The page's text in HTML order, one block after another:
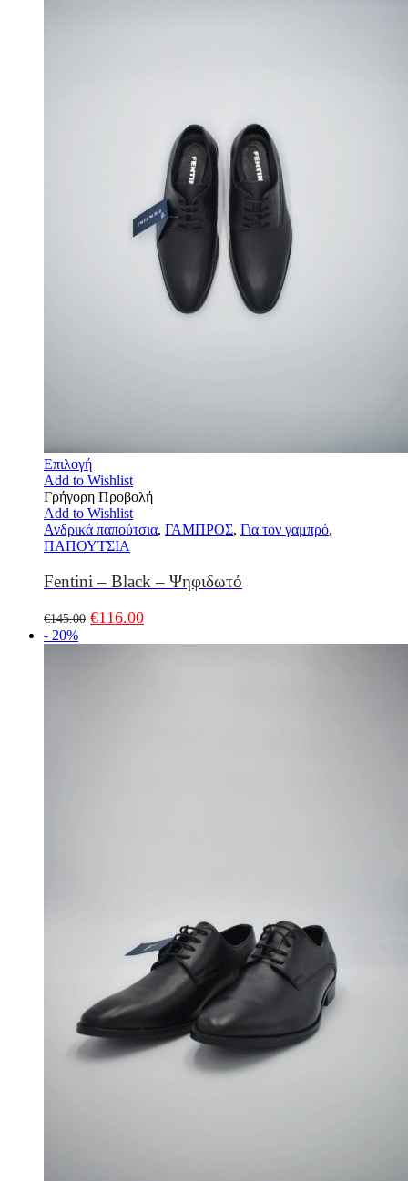
Επιλογή
Add to Wishlist
Γρήγορη Προβολή
Add to Wishlist
Ανδρικά παπούτσια, ΓΑΜΠΡΟΣ, Για τον γαμπρό,
ΠΑΠΟΥΤΣΙΑ
Fentini – Black – Ψηφιδωτό
€145.00 €116.00
- 20%